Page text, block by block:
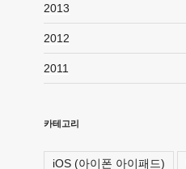
2013
2012
2011
카테고리
iOS (아이폰 아이패드)